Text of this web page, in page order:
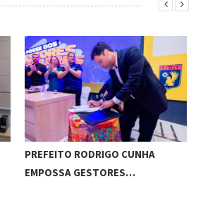
PREFEITO RODRIGO CUNHA
EMPOSSA GESTORES…